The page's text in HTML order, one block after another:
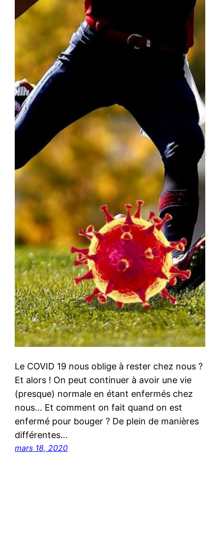
Le COVID 19 nous oblige à rester chez nous ?
Et alors ! On peut continuer à avoir une vie
(presque) normale en étant enfermés chez
nous… Et comment on fait quand on est
enfermé pour bouger ? De plein de manières
différentes…
mars 18, 2020